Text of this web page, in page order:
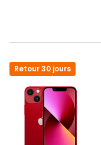
Retour 30 jours